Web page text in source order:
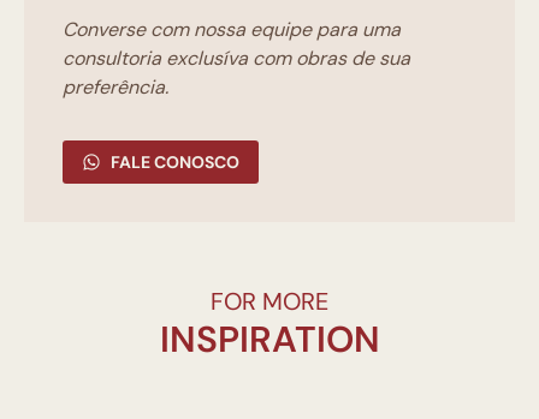
Converse com nossa equipe para uma
consultoria exclusíva com obras de sua
preferência.
FALE CONOSCO
FOR MORE
INSPIRATION